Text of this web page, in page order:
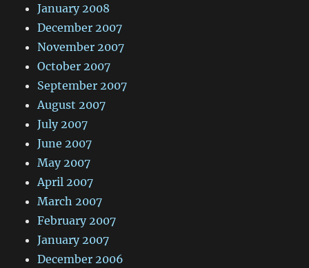
January 2008
December 2007
November 2007
October 2007
September 2007
August 2007
July 2007
June 2007
May 2007
April 2007
March 2007
February 2007
January 2007
December 2006